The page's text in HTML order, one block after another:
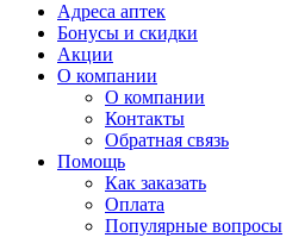
Адреса аптек
Бонусы и скидки
Акции
О компании
О компании
Контакты
Обратная связь
Помощь
Как заказать
Оплата
Популярные вопросы